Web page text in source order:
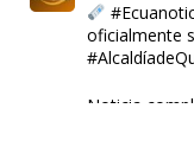
oficialmente
Noticia